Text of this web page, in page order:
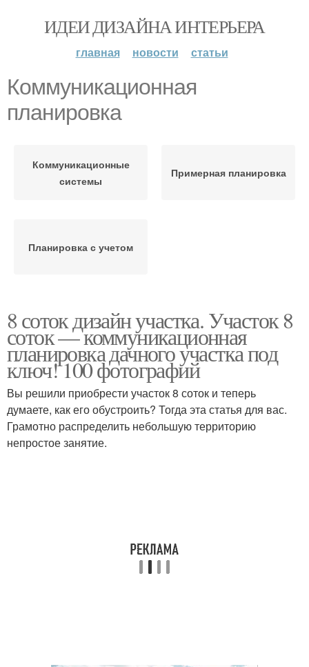
ИДЕИ ДИЗАЙНА ИНТЕРЬЕРА
главная новости статьи
Коммуникационная
планировка
Коммуникационные
системы
Примерная планировка
Планировка с учетом
8 соток дизайн участка. Участок 8
соток — коммуникационная
планировка дачного участка под
ключ! 100 фотографий
Вы решили приобрести участок 8 соток и теперь
думаете, как его обустроить? Тогда эта статья для вас.
Грамотно распределить небольшую территорию
непростое занятие.